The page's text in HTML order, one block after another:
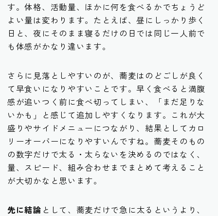
す。体格、活動量、ほかに何を食べるかでちょうど
よい量は変わります。たとえば、昼にしっかり歩く
日と、夜にそのまま寝るだけの日では同じ一人前で
も体感がかなり違います。
さらに見落としやすいのが、蕎麦はのどごしが良く
て早食いになりやすいことです。早く食べると満腹
感が追いつく前に食べ切ってしまい、「まだ足りな
いかも」と感じて追加しやすくなります。これが大
盛りやサイドメニューにつながり、結果としてカロ
リーオーバーになりやすいんですね。蕎麦そのもの
の数字だけで太る・太らないを決めるのではなく、
量、スピード、組み合わせまでまとめて考えること
が大切かなと思います。
先に結論 として、蕎麦だけで急に太るというより、